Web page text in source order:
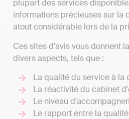
plupart des services
informations précieuses sur la
atout considérable lors de la
Ces sites d'avis vous donnent
divers aspects, tels que :
La qualité du service à la
La réactivité du cabinet
Le niveau
Le rapport entre la